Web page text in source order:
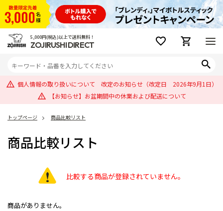
5,000円(税込)以上で送料無料！
ZOJIRUSHI DIRECT
個人情報の取り扱いについて 改定のお知らせ（改定日 2026年9月1日）
【お知らせ】お盆期間中の休業および配送について
トップページ 商品比較リスト
商品比較リスト
比較する商品が登録されていません。
商品がありません。